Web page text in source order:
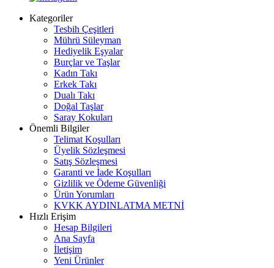
Kategoriler
Tesbih Çeşitleri
Mührü Süleyman
Hediyelik Eşyalar
Burçlar ve Taşlar
Kadın Takı
Erkek Takı
Dualı Takı
Doğal Taşlar
Saray Kokuları
Önemli Bilgiler
Telimat Koşulları
Üyelik Sözleşmesi
Satış Sözleşmesi
Garanti ve İade Koşulları
Gizlilik ve Ödeme Güvenliği
Ürün Yorumları
KVKK AYDINLATMA METNİ
Hızlı Erişim
Hesap Bilgileri
Ana Sayfa
İletişim
Yeni Ürünler